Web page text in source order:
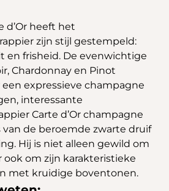
d’Or heeft het
zijn stijl gestempeld:
en frisheid. De evenwichtige
Chardonnay en Pinot
expressieve champagne
interessante
Carte d’Or champagne
van de beroemde zwarte druif
Hij is niet alleen gewild om
ook om zijn karakteristieke
met kruidige boventonen.